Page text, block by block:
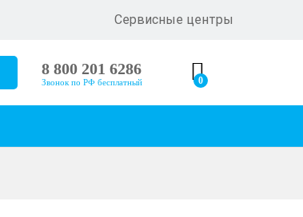
Сервисные центры
8 800 201 6286
Звонок по РФ бесплатный 0